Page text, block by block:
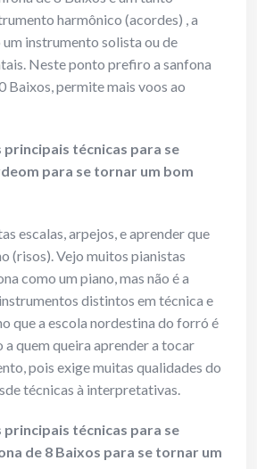
harmônico (acordes) , a
instrumento solista ou de
Neste ponto prefiro a sanfona
Baixos, permite mais voos ao
principais técnicas para se
para se tornar um bom
escalas, arpejos, e aprender que
(risos). Vejo muitos pianistas
como um piano, mas não é a
distintos em técnica e
que a escola nordestina do forró é
a quem queira aprender a tocar
pois exige muitas qualidades do
técnicas à interpretativas.
principais técnicas para se
de 8 Baixos para se tornar um